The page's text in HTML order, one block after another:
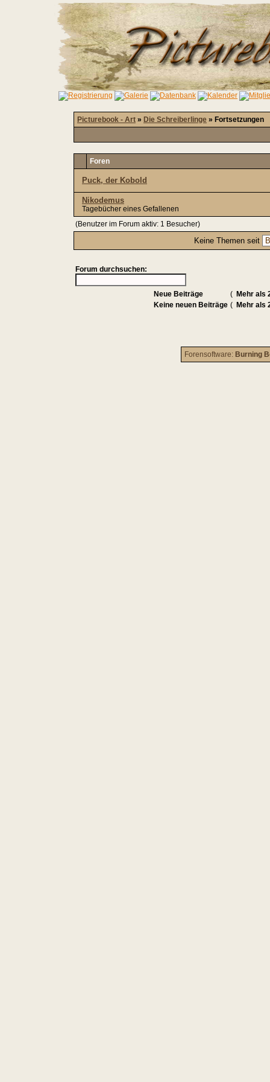
Picturebook - Art » Die Schreiberlinge » Fortsetzungen
Foren
Puck, der Kobold
Nikodemus
Tagebücher eines Gefallenen
(Benutzer im Forum aktiv: 1 Besucher)
Keine Themen seit
Forum durchsuchen:
Neue Beiträge ( Mehr als
Keine neuen Beiträge ( Mehr als
Forensoftware: Burning